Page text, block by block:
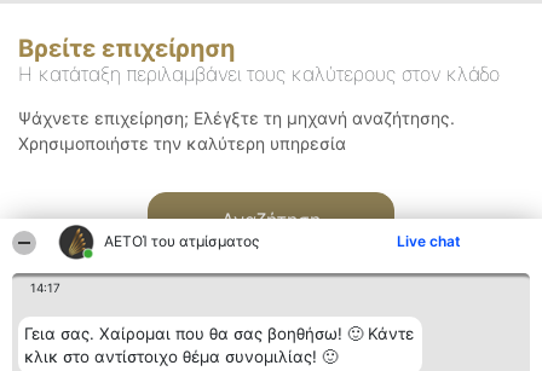
ΑΕΤΟΊ του ατμίσματος Live chat
14:17
Γεια σας. Χαίρομαι που θα σας βοηθήσω! 🙂 Κάντε
κλικ στο αντίστοιχο θέμα συνομιλίας! 🙂
Βρείτε επιχείρηση
Η κατάταξη περιλαμβάνει τους καλύτερους στον κλάδο
Ψάχνετε επιχείρηση; Ελέγξτε τη μηχανή αναζήτησης.
Χρησιμοποιήστε την καλύτερη υπηρεσία
Αναζήτηση